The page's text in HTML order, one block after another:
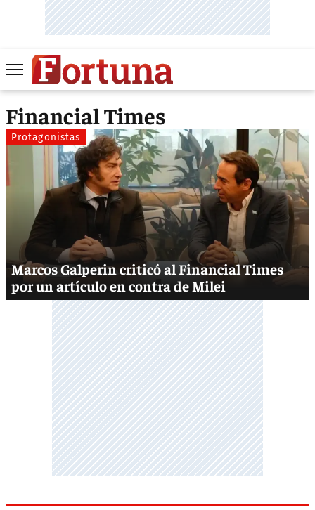
Financial Times
Protagonistas
Marcos Galperin criticó al Financial Times
por un artículo en contra de Milei